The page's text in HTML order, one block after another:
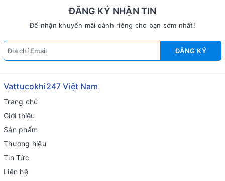
ĐĂNG KÝ NHẬN TIN
Để nhận khuyến mãi dành riêng cho bạn sớm nhất!
ĐĂNG KÝ
Vattucokhi247 Việt Nam
Trang chủ
Giới thiệu
Sản phẩm
Thương hiệu
Tin Tức
Liên hệ